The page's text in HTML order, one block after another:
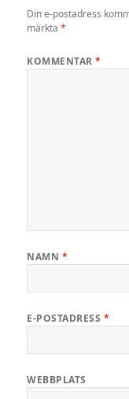
Din e-postadress
märkta*
KOMMENTAR*
NAMN *
E-POSTADRESS *
WEBBPLATS